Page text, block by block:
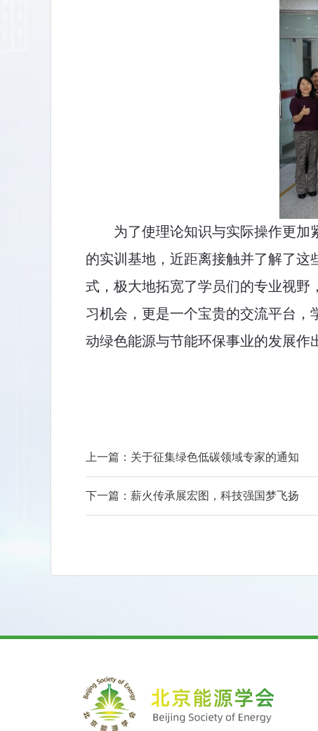
为了使理论知识与实际操作更加
的实训基地， 近距离接触并了解了这
式，极大地拓宽了学员们的专业视野
习机会，更是一个宝贵的交流平台 ，
动绿色能源与节能环保事业的发展作
上一篇： 关于征集绿色低碳领域专家的通知
下一篇： 薪火传承展宏图，科技强国梦飞扬